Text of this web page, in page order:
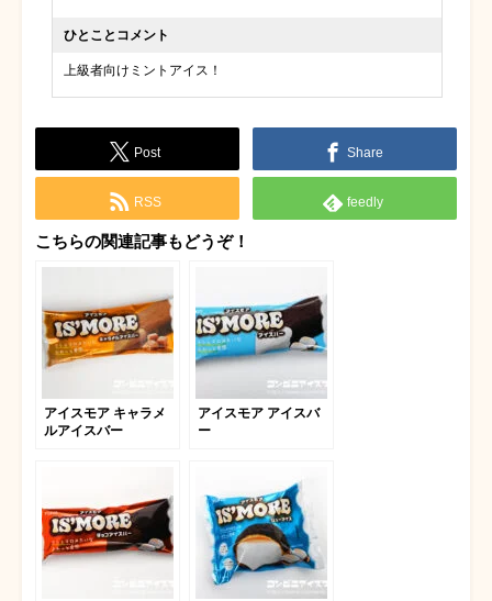
ひとことコメント
上級者向けミントアイス！
Post Share
RSS feedly
こちらの関連記事もどうぞ！
アイスモア キャラメ
ルアイスバー
アイスモア アイスバ
ー